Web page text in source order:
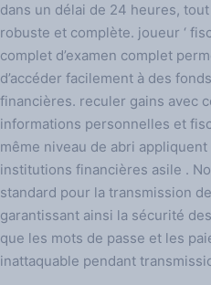
dans un délai de 24 heures,
robuste et complète. joueur ‘
complet d’examen complet
d’accéder facilement à des
financières. reculer gains avec
informations personnelles et
même niveau de abri
institutions financières asile .
standard pour la transmission
garantissant ainsi la sécurité
que les mots de passe et les
inattaquable pendant